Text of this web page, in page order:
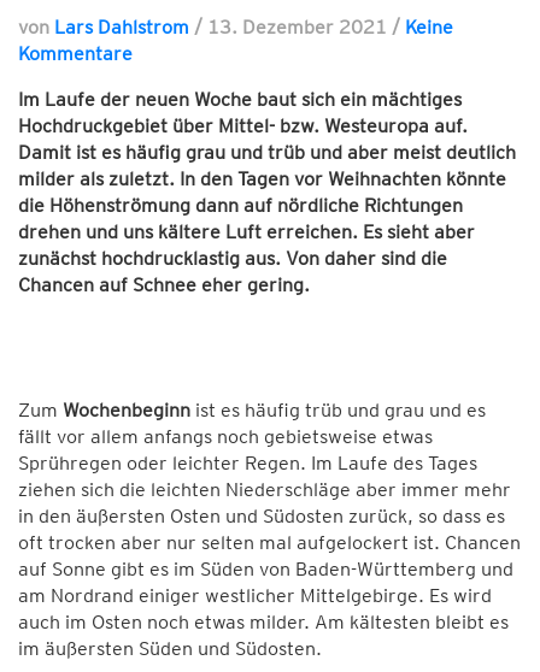
von Lars Dahlstrom / 13. Dezember 2021 / Keine
Kommentare
Im Laufe der neuen Woche baut sich ein mächtiges
Hochdruckgebiet über Mittel- bzw. Westeuropa auf.
Damit ist es häufig grau und trüb und aber meist deutlich
milder als zuletzt. In den Tagen vor Weihnachten könnte
die Höhenströmung dann auf nördliche Richtungen
drehen und uns kältere Luft erreichen. Es sieht aber
zunächst hochdrucklastig aus. Von daher sind die
Chancen auf Schnee eher gering.
Zum Wochenbeginn ist es häufig trüb und grau und es
fällt vor allem anfangs noch gebietsweise etwas
Sprühregen oder leichter Regen. Im Laufe des Tages
ziehen sich die leichten Niederschläge aber immer mehr
in den äußersten Osten und Südosten zurück, so dass es
oft trocken aber nur selten mal aufgelockert ist. Chancen
auf Sonne gibt es im Süden von Baden-Württemberg und
am Nordrand einiger westlicher Mittelgebirge. Es wird
auch im Osten noch etwas milder. Am kältesten bleibt es
im äußersten Süden und Südosten.